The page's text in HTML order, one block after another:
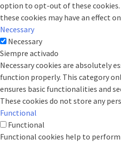
option to opt-out of these
these cookies may have an effect
Necessary
Necessary
Siempre activado
Necessary cookies are absolutely
function properly. This category
ensures basic functionalities and
These cookies do not store any
Functional
Functional
Functional cookies help to